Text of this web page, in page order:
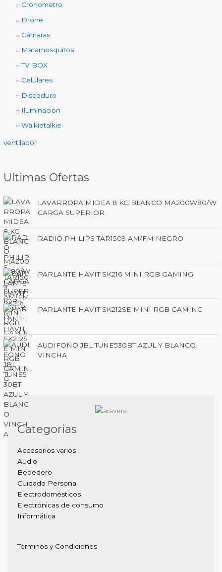
Cronometro
Drone
Cámaras
Matamosquitos
TV BOX
Celulares
Discoduro
Iluminacion
Walkietalkie
ventilador
Ultimas Ofertas
LAVARROPA MIDEA 8 KG BLANCO MA200W80/W
CARGA SUPERIOR
RADIO PHILIPS TAR1509 AM/FM NEGRO
PARLANTE HAVIT SK216 MINI RGB GAMING
PARLANTE HAVIT SK212SE MINI RGB GAMING
AUDIFONO JBL TUNE530BT AZUL Y BLANCO
VINCHA
Categorias
Accesorios varios
Audio
Bebedero
Cuidado Personal
Electrodomésticos
Electrónicas de consumo
Informática
Terminos y Condiciones